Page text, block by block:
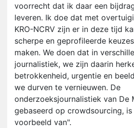
voorrecht dat ik daar een
leveren. Ik doe dat met
KRO-NCRV zijn er in deze tijd
scherpe en geprofileerde
maken. We doen dat in
journalistiek, we zijn daarin
betrokkenheid, urgentie en
we durven te vernieuwen. De
onderzoeksjournalistiek van De
gebaseerd op crowdsourcing,
voorbeeld van".